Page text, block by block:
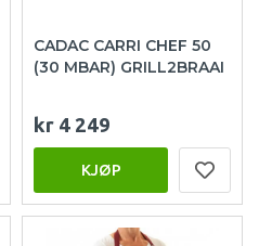
CADAC CARRI CHEF 50
(30 MBAR) GRILL2BRAAI
kr 4 249
KJØP